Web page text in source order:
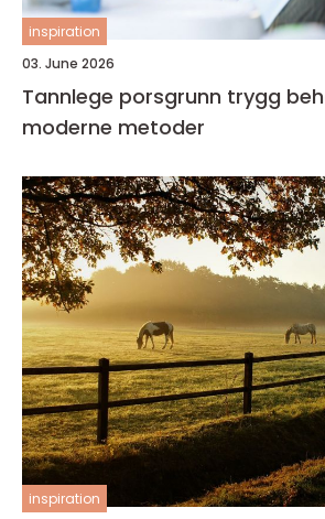
inspiration
03. June 2026
Tannlege porsgrunn trygg behandling med
moderne metoder
inspiration